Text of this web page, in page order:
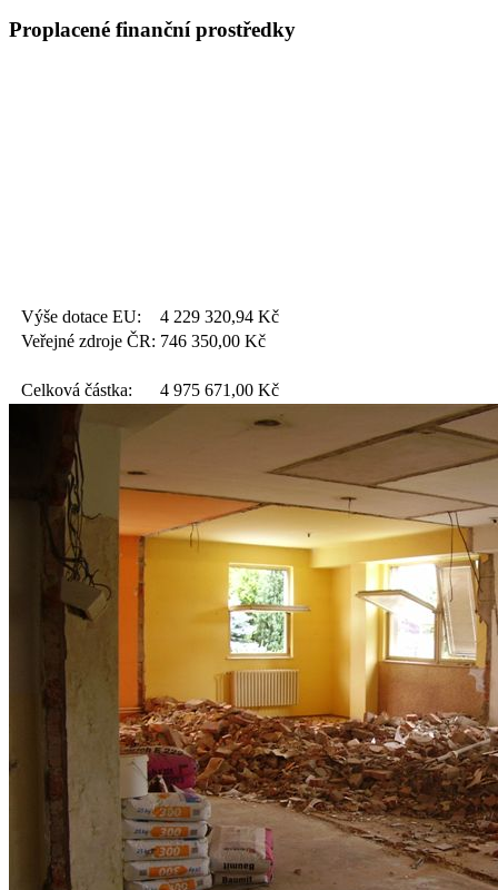
Proplacené finanční prostředky
Výše dotace EU: 4 229 320,94 Kč
Veřejné zdroje ČR: 746 350,00 Kč
Celková částka: 4 975 671,00 Kč